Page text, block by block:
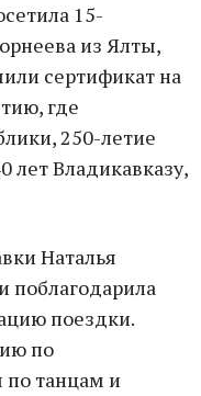
15-
из Ялты,
сертификат на
где
250-летие
лет Владикавказу,
Наталья
поблагодарила
поездки.
по
по танцам и